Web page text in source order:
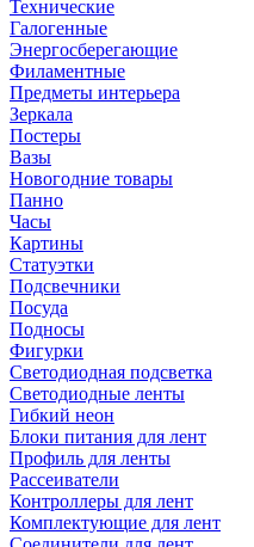
Технические
Галогенные
Энергосберегающие
Филаментные
Предметы интерьера
Зеркала
Постеры
Вазы
Новогодние товары
Панно
Часы
Картины
Статуэтки
Подсвечники
Посуда
Подносы
Фигурки
Светодиодная подсветка
Светодиодные ленты
Гибкий неон
Блоки питания для лент
Профиль для ленты
Рассеиватели
Контроллеры для лент
Комплектующие для лент